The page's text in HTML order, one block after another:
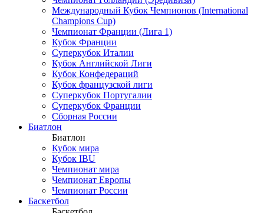
Международный Кубок Чемпионов (International
Champions Cup)
Чемпионат Франции (Лига 1)
Кубок Франции
Суперкубок Италии
Кубок Английской Лиги
Кубок Конфедераций
Кубок французской лиги
Суперкубок Португалии
Суперкубок Франции
Сборная России
Биатлон
Биатлон
Кубок мира
Кубок IBU
Чемпионат мира
Чемпионат Европы
Чемпионат России
Баскетбол